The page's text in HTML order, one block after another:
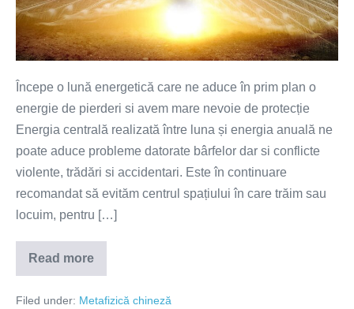
la
pierderi
si
Începe o lună energetică care ne aduce în prim plan o
energie de pierderi si avem mare nevoie de protecție
Energia centrală realizată între luna și energia anuală ne
poate aduce probleme datorate bârfelor dar si conflicte
violente, trădări si accidentari. Este în continuare
recomandat să evităm centrul spațiului în care trăim sau
locuim, pentru […]
Read more
Perioada
1
29
Filed under: Metafizică chineză